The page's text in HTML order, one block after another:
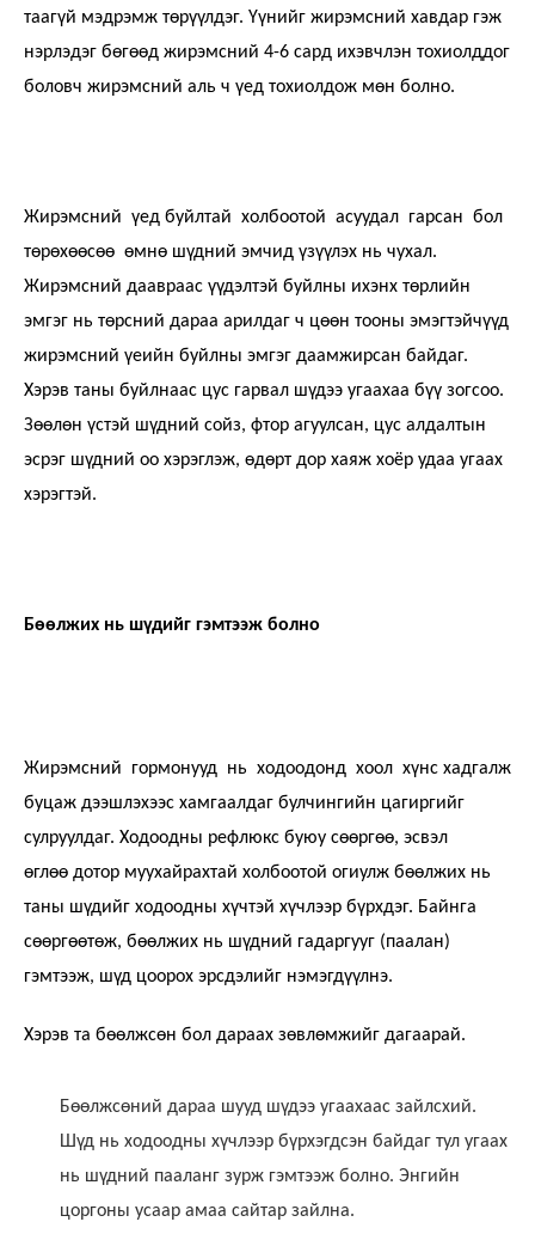
таагүй мэдрэмж төрүүлдэг. Үүнийг жирэмсний хавдар гэж
нэрлэдэг бөгөөд жирэмсний 4-6 сард ихэвчлэн тохиолддог
боловч жирэмсний аль ч үед тохиолдож мөн болно.
Жирэмсний үед буйлтай холбоотой асуудал гарсан бол
төрөхөөсөө өмнө шүдний эмчид үзүүлэх нь чухал.
Жирэмсний даавраас үүдэлтэй буйлны ихэнх төрлийн
эмгэг нь төрсний дараа арилдаг ч цөөн тооны эмэгтэйчүүд
жирэмсний үеийн буйлны эмгэг даамжирсан байдаг.
Хэрэв таны буйлнаас цус гарвал шүдээ угаахаа бүү зогсоо.
Зөөлөн үстэй шүдний сойз, фтор агуулсан, цус алдалтын
эсрэг шүдний оо хэрэглэж, өдөрт дор хаяж хоёр удаа угаах
хэрэгтэй.
Бөөлжих нь шүдийг гэмтээж болно
Жирэмсний гормонууд нь ходоодонд хоол хүнс хадгалж
буцаж дээшлэхээс хамгаалдаг булчингийн цагиргийг
сулруулдаг. Ходоодны рефлюкс буюу сөөргөө, эсвэл
өглөө дотор муухайрахтай холбоотой огиулж бөөлжих нь
таны шүдийг ходоодны хүчтэй хүчлээр бүрхдэг. Байнга
сөөргөөтөж, бөөлжих нь шүдний гадаргууг (паалан)
гэмтээж, шүд цоорох эрсдэлийг нэмэгдүүлнэ.
Хэрэв та бөөлжсөн бол дараах зөвлөмжийг дагаарай.
Бөөлжсөний дараа шууд шүдээ угаахаас зайлсхий.
Шүд нь ходоодны хүчлээр бүрхэгдсэн байдаг тул угаах
нь шүдний пааланг зурж гэмтээж болно. Энгийн
цоргоны усаар амаа сайтар зайлна.